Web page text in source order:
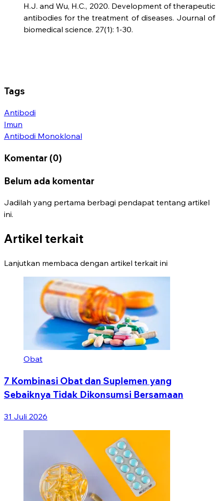
H.J. and Wu, H.C., 2020. Development of therapeutic
antibodies for the treatment of diseases. Journal of
biomedical science. 27(1): 1-30.
Tags
Antibodi
Imun
Antibodi Monoklonal
Komentar (0)
Belum ada komentar
Jadilah yang pertama berbagi pendapat tentang artikel
ini.
Artikel terkait
Lanjutkan membaca dengan artikel terkait ini
Obat
7 Kombinasi Obat dan Suplemen yang
Sebaiknya Tidak Dikonsumsi Bersamaan
31 Juli 2026